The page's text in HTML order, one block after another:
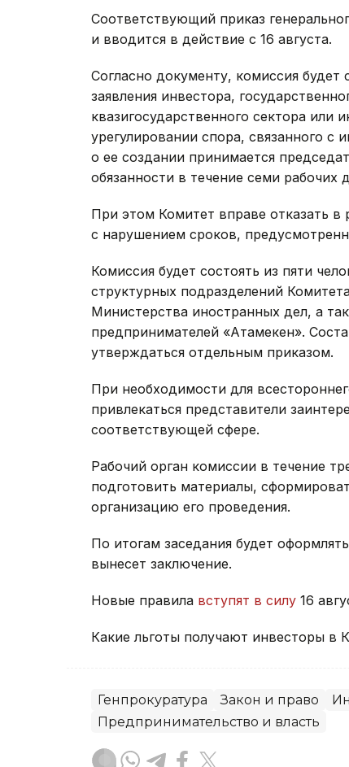
Соответствующий приказ
и вводится в действие с 16 августа.
Согласно документу, комиссия будет
заявления инвестора,
квазигосударственного сектора или
урегулировании спора, связанного
о ее создании принимается
обязанности в течение семи рабочих
При этом Комитет вправе отказать
с нарушением сроков,
Комиссия будет состоять из пяти
структурных подразделений
Министерства иностранных дел, а
предпринимателей «Атамекен».
утверждаться отдельным приказом.
При необходимости для
привлекаться представители
соответствующей сфере.
Рабочий орган комиссии в течение
подготовить материалы,
организацию его проведения.
По итогам заседания будет
вынесет заключение.
Новые правила вступят в силу 16
Какие льготы получают инвесторы в
Генпрокуратура Закон и право
Предпринимательство и власть